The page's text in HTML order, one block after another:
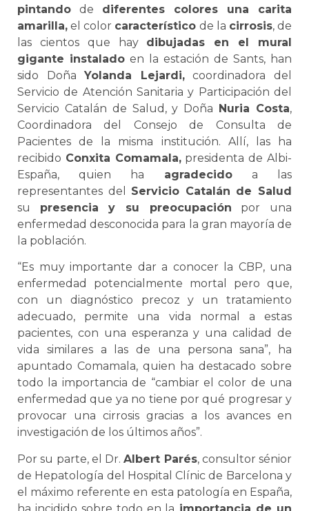
pintando de diferentes colores una carita
amarilla, el color característico de la cirrosis, de
las cientos que hay dibujadas en el mural
gigante instalado en la estación de Sants, han
sido DoñaYolanda Lejardi,coordinadora del
Servicio de Atención Sanitaria y Participación del
Servicio Catalán de Salud, y Doña Nuria Costa,
Coordinadora del Consejo de Consulta de
Pacientes de la misma institución. Allí, las ha
recibido Conxita Comamala,presidenta de Albi-
España, quien ha agradecidoa las
representantes del Servicio Catalán de Salud
su presencia y su preocupación por una
enfermedad desconocida para la gran mayoría de
la población.
“Es muy importante dar a conocer la CBP, una
enfermedad potencialmente mortal pero que,
con un diagnóstico precoz y un tratamiento
adecuado, permite una vida normal a estas
pacientes, con una esperanza y una calidad de
vida similares a las de una persona sana”, ha
apuntado Comamala, quien ha destacado sobre
todo la importancia de “cambiar el color de una
enfermedad que ya no tiene por qué progresar y
provocar una cirrosis gracias a los avances en
investigación de los últimos años”.
Por su parte, el Dr.Albert Parés, consultor sénior
de Hepatología del Hospital Clínic de Barcelona y
el máximo referente en esta patología en España,